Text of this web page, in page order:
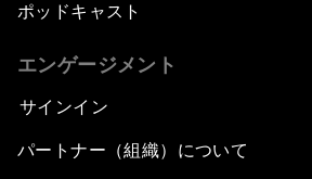
ポッドキャスト
エンゲージメント
サインイン
パートナー（組織）について